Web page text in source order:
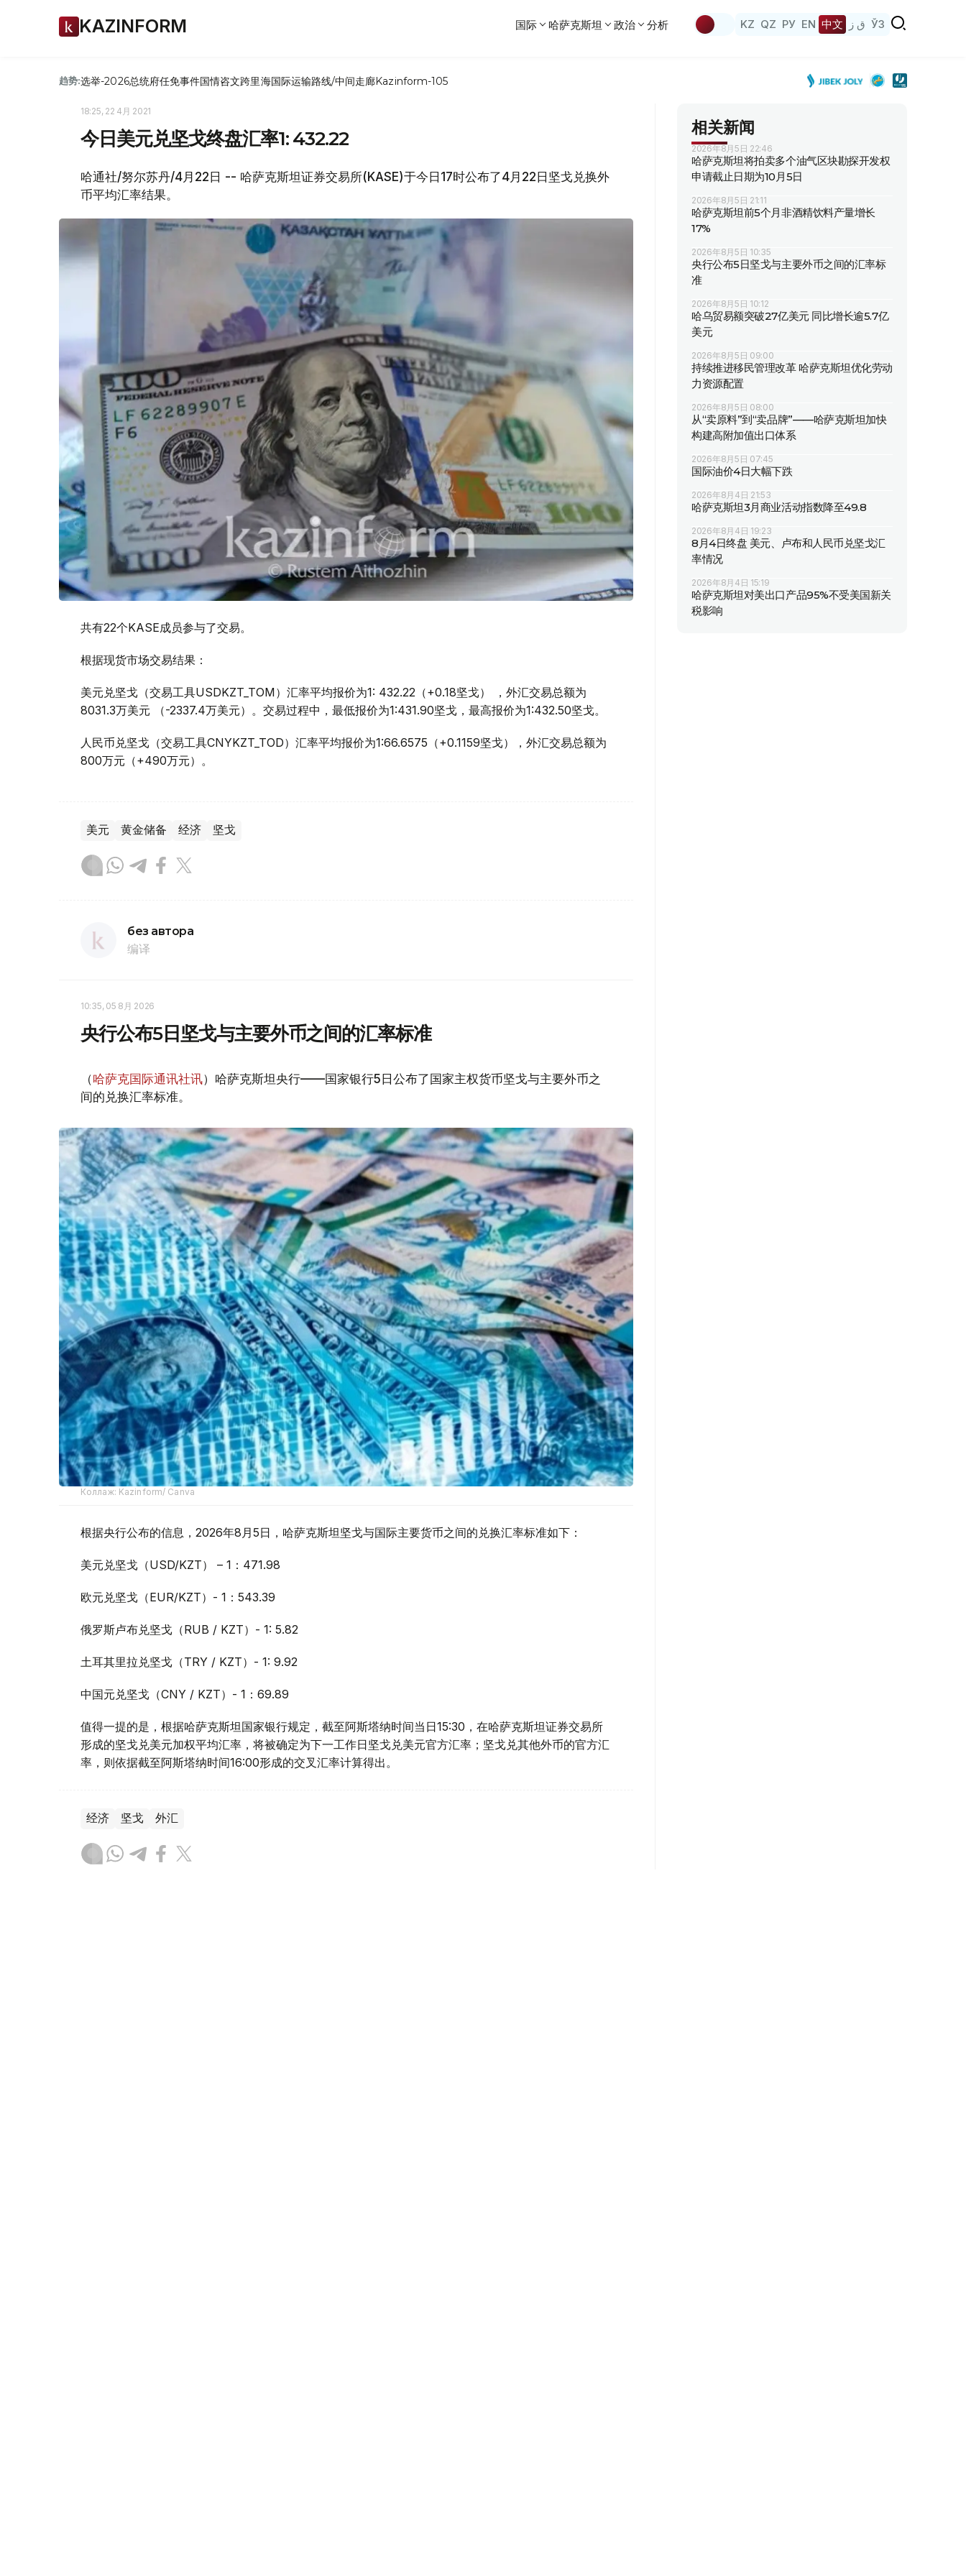
KAZINFORM 国际 哈萨克斯坦 政治 分析 KZ QZ РУ EN 中文 ق ز ЎЗ
趋势:选举-2026总统府任免事件国情咨文跨里海国际运输路线/中间走廊Kazinform-105
18:25, 22 4月 2021
今日美元兑坚戈终盘汇率1: 432.22
哈通社/努尔苏丹/4月22日 -- 哈萨克斯坦证券交易所(KASE)于今日17时公布了4月22日坚戈兑换外
币平均汇率结果。
共有22个KASE成员参与了交易。
根据现货市场交易结果：
美元兑坚戈（交易工具USDKZT_TOM）汇率平均报价为1: 432.22（+0.18坚戈） ，外汇交易总额为
8031.3万美元 （-2337.4万美元）。交易过程中，最低报价为1:431.90坚戈，最高报价为1:432.50坚戈。
人民币兑坚戈（交易工具CNYKZT_TOD）汇率平均报价为1:66.6575（+0.1159坚戈），外汇交易总额为
800万元（+490万元）。
美元 黄金储备 经济 坚戈
без автора
编译
10:35, 05 8月 2026
央行公布5日坚戈与主要外币之间的汇率标准
（哈萨克国际通讯社讯）哈萨克斯坦央行——国家银行5日公布了国家主权货币坚戈与主要外币之
间的兑换汇率标准。
Коллаж: Kazinform/ Canva
根据央行公布的信息，2026年8月5日，哈萨克斯坦坚戈与国际主要货币之间的兑换汇率标准如下：
美元兑坚戈（USD/KZT） – 1：471.98
欧元兑坚戈（EUR/KZT）- 1：543.39
俄罗斯卢布兑坚戈（RUB / KZT）- 1: 5.82
土耳其里拉兑坚戈（TRY / KZT）- 1: 9.92
中国元兑坚戈（CNY / KZT）- 1：69.89
值得一提的是，根据哈萨克斯坦国家银行规定，截至阿斯塔纳时间当日15:30，在哈萨克斯坦证券交易所
形成的坚戈兑美元加权平均汇率，将被确定为下一工作日坚戈兑美元官方汇率；坚戈兑其他外币的官方汇
率，则依据截至阿斯塔纳时间16:00形成的交叉汇率计算得出。
经济 坚戈 外汇
相关新闻
2026年8月5日 22:46
哈萨克斯坦将拍卖多个油气区块勘探开发权
申请截止日期为10月5日
2026年8月5日 21:11
哈萨克斯坦前5个月非酒精饮料产量增长
17%
2026年8月5日 10:35
央行公布5日坚戈与主要外币之间的汇率标
准
2026年8月5日 10:12
哈乌贸易额突破27亿美元 同比增长逾5.7亿
美元
2026年8月5日 09:00
持续推进移民管理改革 哈萨克斯坦优化劳动
力资源配置
2026年8月5日 08:00
从“卖原料”到“卖品牌”——哈萨克斯坦加快
构建高附加值出口体系
2026年8月5日 07:45
国际油价4日大幅下跌
2026年8月4日 21:53
哈萨克斯坦3月商业活动指数降至49.8
2026年8月4日 19:23
8月4日终盘 美元、卢布和人民币兑坚戈汇
率情况
2026年8月4日 15:19
哈萨克斯坦对美出口产品95%不受美国新关
税影响